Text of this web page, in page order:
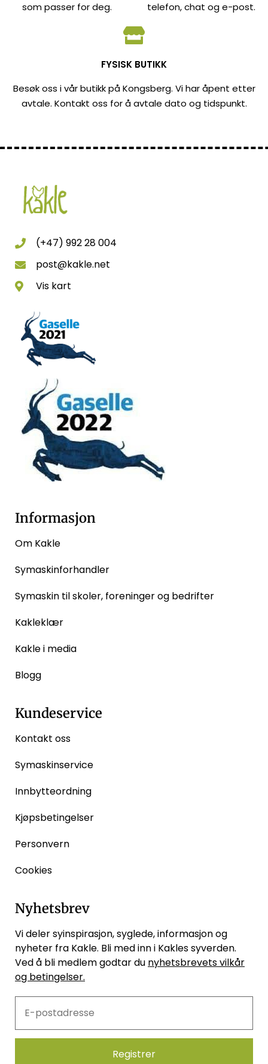
som passer for deg. telefon, chat og e-post.
FYSISK BUTIKK
Besøk oss i vår butikk på Kongsberg. Vi har åpent etter
avtale. Kontakt oss for å avtale dato og tidspunkt.
(+47) 992 28 004
post@kakle.net
Vis kart
Informasjon
Om Kakle
Symaskinforhandler
Symaskin til skoler, foreninger og bedrifter
Kakleklær
Kakle i media
Blogg
Kundeservice
Kontakt oss
Symaskinservice
Innbytteordning
Kjøpsbetingelser
Personvern
Cookies
Nyhetsbrev
Vi deler syinspirasjon, syglede, informasjon og
nyheter fra Kakle. Bli med inn i Kakles syverden.
Ved å bli medlem godtar du nyhetsbrevets vilkår
og betingelser.